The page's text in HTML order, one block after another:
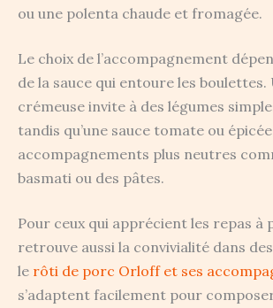
ou une polenta chaude et fromagée.
Le choix de l’accompagnement
de la sauce qui entoure les boulettes.
crémeuse invite à des légumes
tandis qu’une sauce tomate ou
accompagnements plus neutres
basmati ou des pâtes.
Pour ceux qui apprécient les repas à
retrouve aussi la convivialité dans
le rôti de porc Orloff et ses
s’adaptent facilement pour